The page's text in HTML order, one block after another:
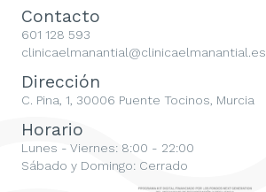
Contacto
601 128 593
clinicaelmanantial@clinicaelmanantial.es
Dirección
C. Pina, 1, 30006 Puente Tocinos, Murcia
Horario
Lunes - Viernes: 8:00 - 22:00
Sábado y Domingo: Cerrado